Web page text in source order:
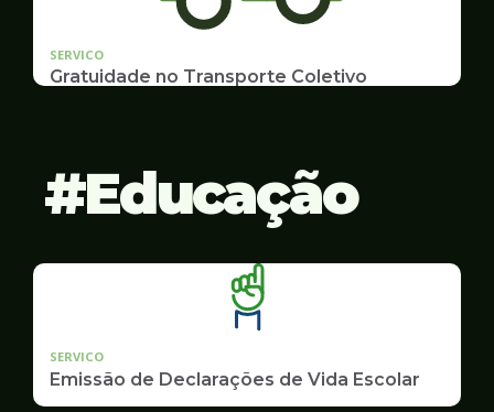
SERVICO
Gratuidade no Transporte Coletivo
Educação
SERVICO
Emissão de Declarações de Vida Escolar